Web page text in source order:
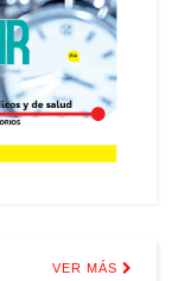
VER MÁS